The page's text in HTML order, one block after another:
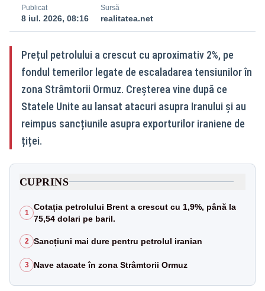
Publicat
8 iul. 2026, 08:16
Sursă
realitatea.net
Prețul petrolului a crescut cu aproximativ 2%, pe
fondul temerilor legate de escaladarea tensiunilor în
zona Strâmtorii Ormuz. Creșterea vine după ce
Statele Unite au lansat atacuri asupra Iranului și au
reimpus sancțiunile asupra exporturilor iraniene de
țiței.
CUPRINS
1
Cotația petrolului Brent a crescut cu 1,9%, până la
75,54 dolari pe baril.
2 Sancțiuni mai dure pentru petrolul iranian
3 Nave atacate în zona Strâmtorii Ormuz